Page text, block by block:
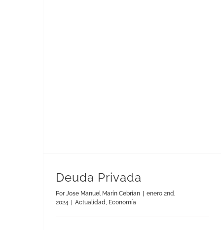
Deuda Privada
PorJose Manuel Marín Cebrían | enero 2nd,
2024 | Actualidad Economía